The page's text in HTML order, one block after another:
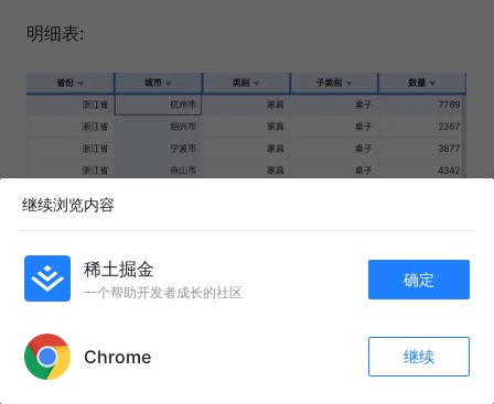
明细表:
181
继续浏览内容
稀土掘金
一个帮助开发者成长的社区
确定
Chrome 继续